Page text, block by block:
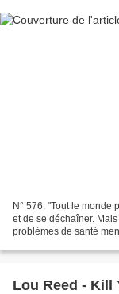
N° 576. "Tout le monde
et de se déchaîner.
problèmes de santé
Lou Reed - Kill